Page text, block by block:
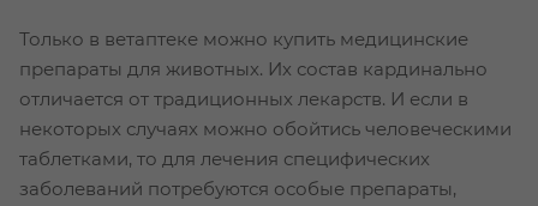
Только в ветаптеке можно купить медицинские
препараты для животных. Их состав кардинально
отличается от традиционных лекарств. И если в
некоторых случаях можно обойтись человеческими
таблетками, то для лечения специфических
заболеваний потребуются особые препараты,